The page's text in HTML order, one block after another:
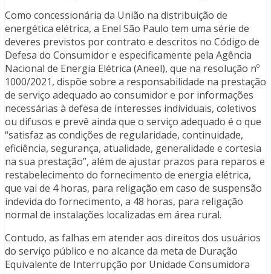
Como concessionária da União na distribuição de
energética elétrica, a Enel São Paulo tem uma série de
deveres previstos por contrato e descritos no Código de
Defesa do Consumidor e especificamente pela Agência
Nacional de Energia Elétrica (Aneel), que na resolução nº
1000/2021, dispõe sobre a responsabilidade na prestação
de serviço adequado ao consumidor e por informações
necessárias à defesa de interesses individuais, coletivos
ou difusos e prevê ainda que o serviço adequado é o que
“satisfaz as condições de regularidade, continuidade,
eficiência, segurança, atualidade, generalidade e cortesia
na sua prestação”, além de ajustar prazos para reparos e
restabelecimento do fornecimento de energia elétrica,
que vai de 4 horas, para religação em caso de suspensão
indevida do fornecimento, a 48 horas, para religação
normal de instalações localizadas em área rural.
Contudo, as falhas em atender aos direitos dos usuários
do serviço público e no alcance da meta de Duração
Equivalente de Interrupção por Unidade Consumidora